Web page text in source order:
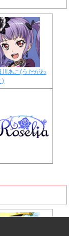
川あこ(うだがわ
)